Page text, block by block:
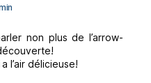
non plus de l’arrow-
l’air délicieuse!